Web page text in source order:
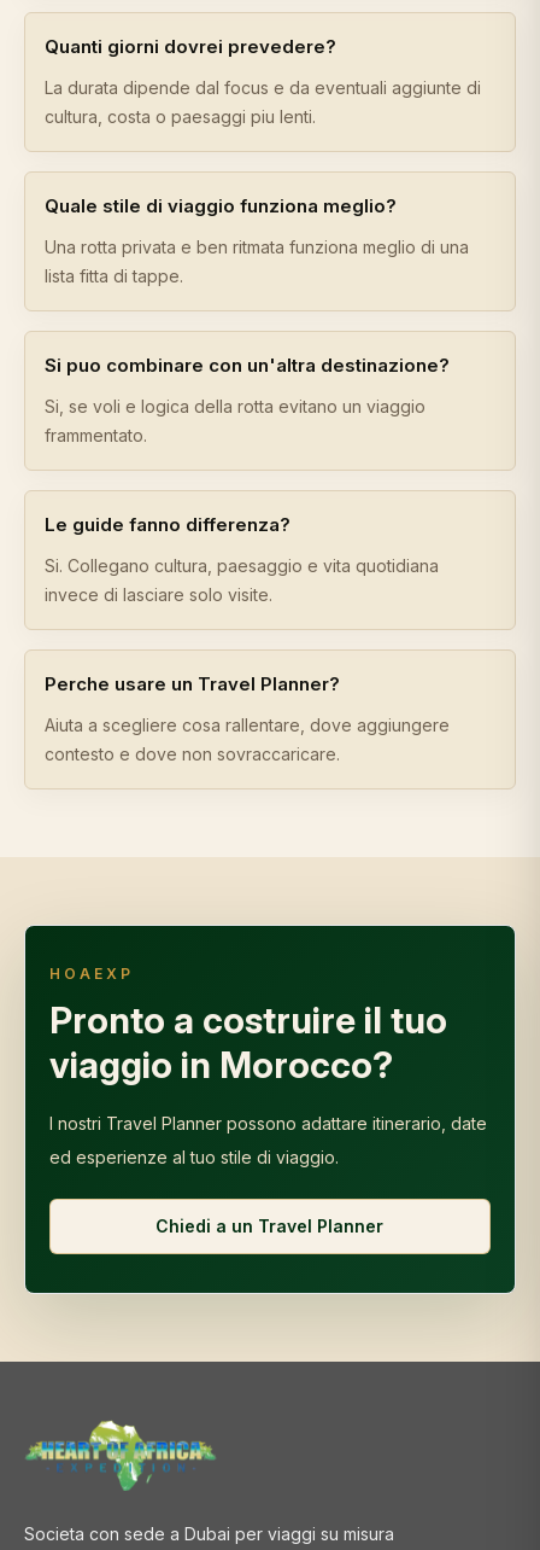
Quanti giorni dovrei prevedere?
La durata dipende dal focus e da eventuali aggiunte di
cultura, costa o paesaggi piu lenti.
Quale stile di viaggio funziona meglio?
Una rotta privata e ben ritmata funziona meglio di una
lista fitta di tappe.
Si puo combinare con un'altra destinazione?
Si, se voli e logica della rotta evitano un viaggio
frammentato.
Le guide fanno differenza?
Si. Collegano cultura, paesaggio e vita quotidiana
invece di lasciare solo visite.
Perche usare un Travel Planner?
Aiuta a scegliere cosa rallentare, dove aggiungere
contesto e dove non sovraccaricare.
HOAEXP
Pronto a costruire il tuo
viaggio in Morocco?
I nostri Travel Planner possono adattare itinerario, date
ed esperienze al tuo stile di viaggio.
Chiedi a un Travel Planner
Societa con sede a Dubai per viaggi su misura